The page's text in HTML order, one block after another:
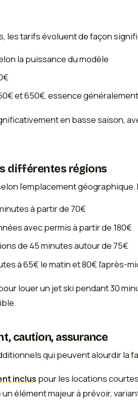
les tarifs évoluent de façon
la puissance du modèle
et 650€, essence
en basse saison,
différentes régions
l'emplacement géographique.
à partir de 70€
avec permis à partir de 180€
de 45 minutes autour de 75€
à 65€ le matin et 80€ l'après-
louer un jet ski pendant 30
caution, assurance
qui peuvent alourdir la
inclus pour les locations
élément majeur à prévoir,